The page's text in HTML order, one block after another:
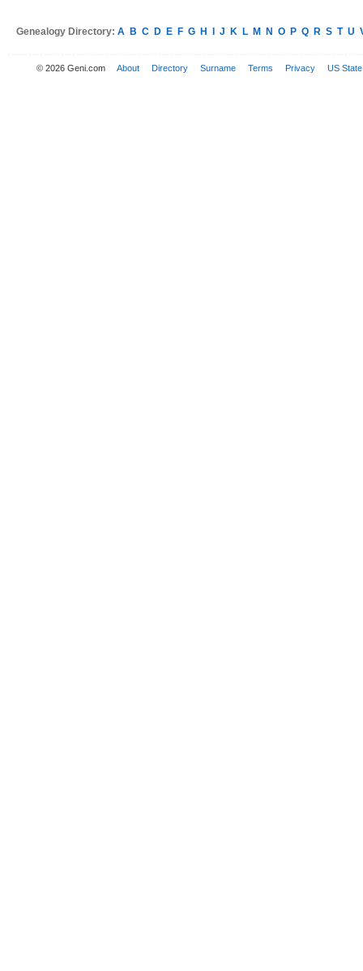
Genealogy Directory: A B C D E F G H J K L M N O P Q R S T U
© 2026 Geni.com About Directory Surname Terms Privacy US